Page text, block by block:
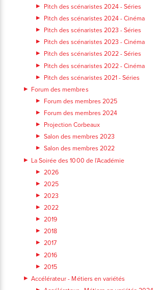
Pitch des scénaristes 2024 - Séries
Pitch des scénaristes 2024 - Cinéma
Pitch des scénaristes 2023 - Séries
Pitch des scénaristes 2023 - Cinéma
Pitch des scénaristes 2022 - Séries
Pitch des scénaristes 2022 - Cinéma
Pitch des scénaristes 2021 - Séries
Forum des membres
Forum des membres 2025
Forum des membres 2024
Projection Corbeaux
Salon des membres 2023
Salon des membres 2022
La Soirée des 1000 de l'Académie
2026
2025
2023
2022
2019
2018
2017
2016
2015
Accélérateur - Métiers en variétés